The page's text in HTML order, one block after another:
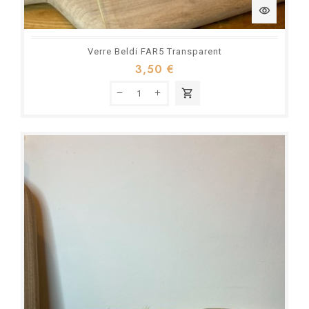
visibility
Verre Beldi FAR5 Transparent
3,50 €
shopping_cart